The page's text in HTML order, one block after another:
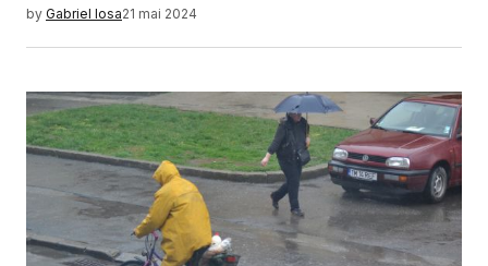
by Gabriel Iosa21 mai 2024